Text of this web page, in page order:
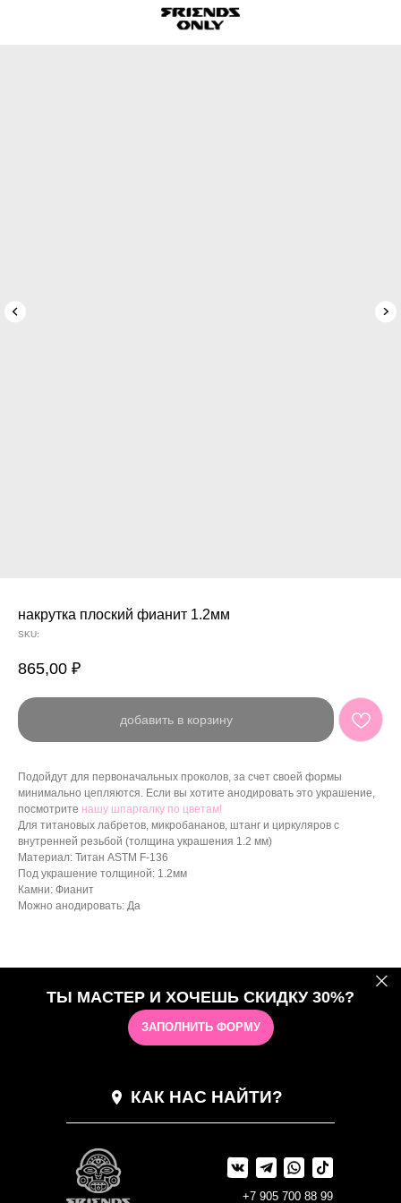
накрутка плоский фианит 1.2мм
SKU:
865,00 ₽
добавить в корзину
Подойдут для первоначальных проколов, за счет своей формы
минимально цепляются. Если вы хотите анодировать это украшение,
посмотрите нашу шпаргалку по цветам!
Для титановых лабретов, микробананов, штанг и циркуляров с
внутренней резьбой (толщина украшения 1.2 мм)
Материал: Титан ASTM F-136
Под украшение толщиной: 1.2мм
Камни: Фианит
Можно анодировать: Да
ТЫ МАСТЕР И ХОЧЕШЬ СКИДКУ 30%?
ЗАПОЛНИТЬ ФОРМУ
КАК НАС НАЙТИ?
+7 905 700 88 99